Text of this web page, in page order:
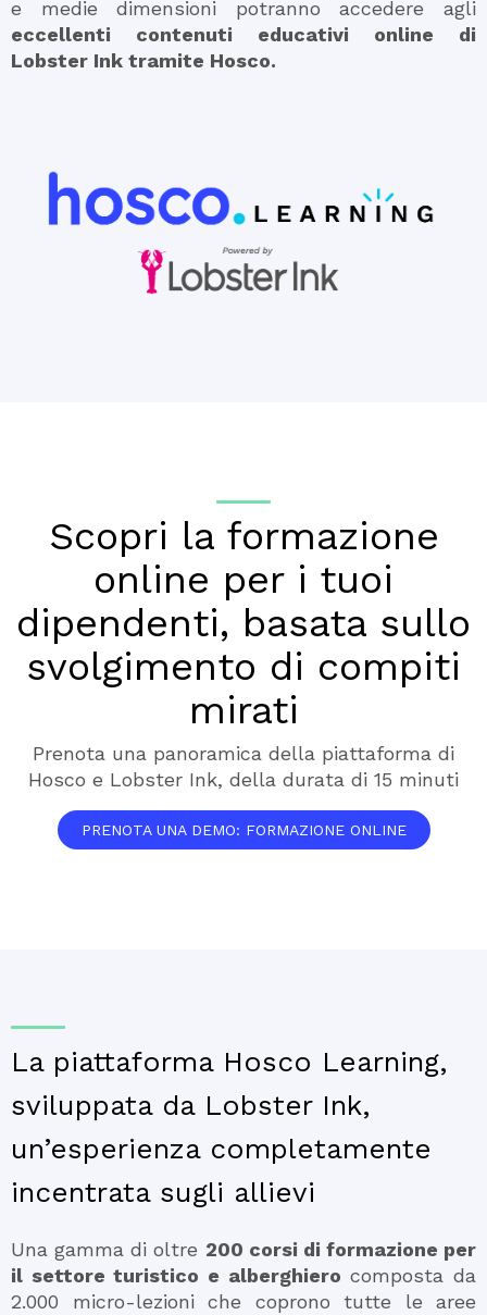
e medie dimensioni potranno accedere agli
eccellenti contenuti educativi online di
Lobster Ink tramite Hosco.
Scopri la formazione
online per i tuoi
dipendenti, basata sullo
svolgimento di compiti
mirati
Prenota una panoramica della piattaforma di
Hosco e Lobster Ink, della durata di 15 minuti
PRENOTA UNA DEMO: FORMAZIONE ONLINE
La piattaforma Hosco Learning,
sviluppata da Lobster Ink,
un’esperienza completamente
incentrata sugli allievi
Una gamma di oltre 200 corsi di formazione per
il settore turistico e alberghiero composta da
2.000 micro-lezioni che coprono tutte le aree